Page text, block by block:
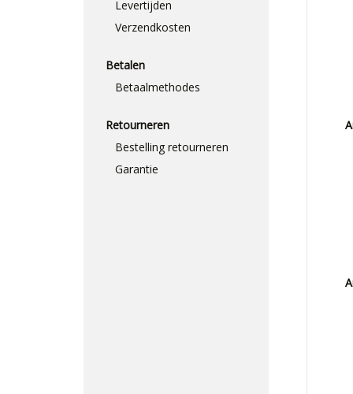
Levertijden
Verzendkosten
Betalen
Betaalmethodes
Retourneren
Bestelling retourneren
Garantie